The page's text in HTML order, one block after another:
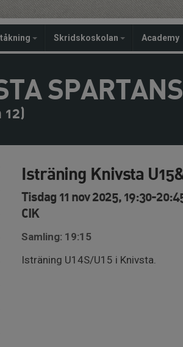
Skridskoskolan Academy
SPARTANS
12)
Isträning Knivsta
Tisdag 11 nov 2025, 19:30-
CIK
Samling: 19:15
Isträning U14S/U15 i Knivsta.